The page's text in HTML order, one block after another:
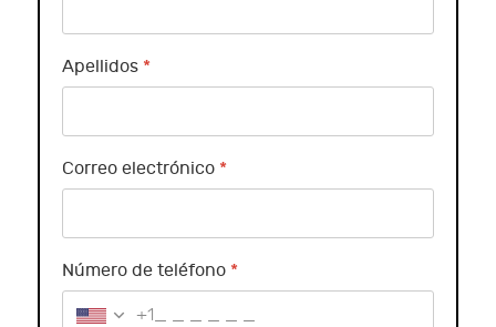
Apellidos *
Correo electrónico *
Número de teléfono *
+1